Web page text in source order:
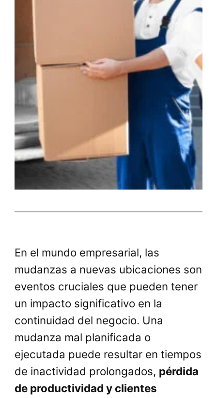
En el mundo empresarial, las
mudanzas a nuevas ubicaciones son
eventos cruciales que pueden tener
un impacto significativo en la
continuidad del negocio. Una
mudanza mal planificada o
ejecutada puede resultar en tiempos
de inactividad prolongados, pérdida
de productividad y clientes